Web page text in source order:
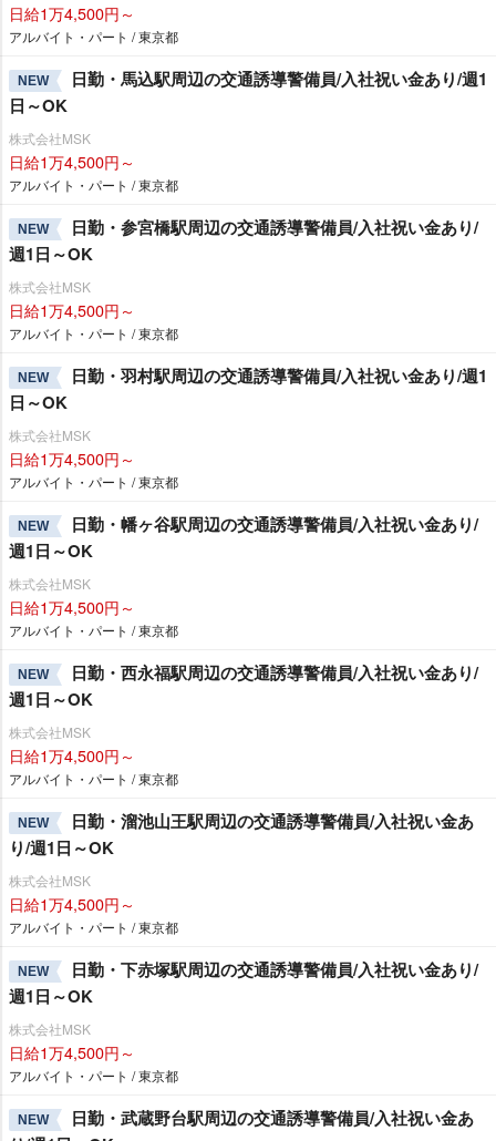
日給1万4,500円～
アルバイト・パート / 東京都
NEW
日勤・馬込駅周辺の交通誘導警備員/入社祝い金あり/週1
日～OK
株式会社MSK
日給1万4,500円～
アルバイト・パート / 東京都
NEW
日勤・参宮橋駅周辺の交通誘導警備員/入社祝い金あり/
週1日～OK
株式会社MSK
日給1万4,500円～
アルバイト・パート / 東京都
NEW
日勤・羽村駅周辺の交通誘導警備員/入社祝い金あり/週1
日～OK
株式会社MSK
日給1万4,500円～
アルバイト・パート / 東京都
NEW
日勤・幡ヶ谷駅周辺の交通誘導警備員/入社祝い金あり/
週1日～OK
株式会社MSK
日給1万4,500円～
アルバイト・パート / 東京都
NEW
日勤・西永福駅周辺の交通誘導警備員/入社祝い金あり/
週1日～OK
株式会社MSK
日給1万4,500円～
アルバイト・パート / 東京都
NEW
日勤・溜池山王駅周辺の交通誘導警備員/入社祝い金あ
り/週1日～OK
株式会社MSK
日給1万4,500円～
アルバイト・パート / 東京都
NEW
日勤・下赤塚駅周辺の交通誘導警備員/入社祝い金あり/
週1日～OK
株式会社MSK
日給1万4,500円～
アルバイト・パート / 東京都
NEW
日勤・武蔵野台駅周辺の交通誘導警備員/入社祝い金あ